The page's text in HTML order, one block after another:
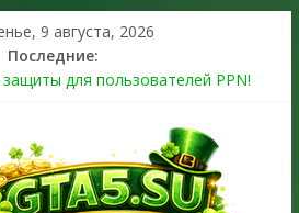
9 августа, 2026
Последние:
для пользователей PPN!
в GTA Online уже 14 июля
Games Social Club ошибка #1.500.7:
и войти без проблем в 2026